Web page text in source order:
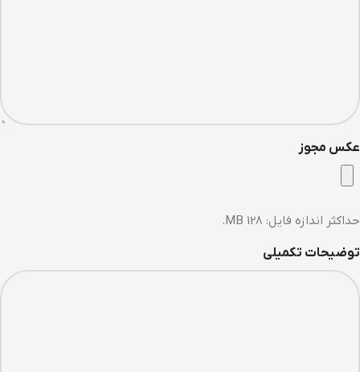
عکس مجوز
حداکثر اندازه فایل: 128 MB.
توضیحات تکمیلی